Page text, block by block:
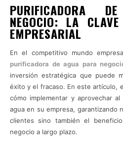
PURIFICADORA
NEGOCIO: LA
EMPRESARIAL
En el competitivo mundo
purificadora de agua para
inversión estratégica que puede
éxito y el fracaso. En este artículo,
cómo implementar y aprovechar
agua en su empresa, garantizando
clientes sino también el
negocio a largo plazo.